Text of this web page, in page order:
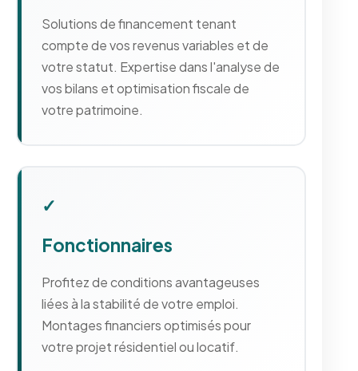
Solutions de financement tenant
compte de vos revenus variables et de
votre statut. Expertise dans l'analyse de
vos bilans et optimisation fiscale de
votre patrimoine.
✓
Fonctionnaires
Profitez de conditions avantageuses
liées à la stabilité de votre emploi.
Montages financiers optimisés pour
votre projet résidentiel ou locatif.